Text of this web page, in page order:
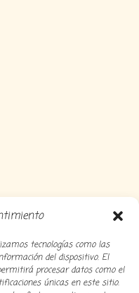
tecnologías como las
del dispositivo. El
procesar datos como el
únicas en este sitio.